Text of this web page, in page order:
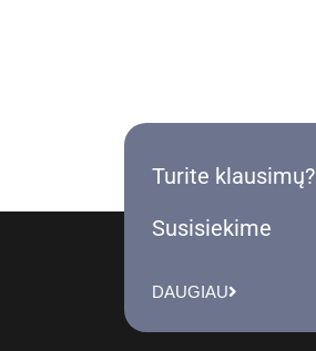
Turite klausimų?
Susisiekime
DAUGIAU